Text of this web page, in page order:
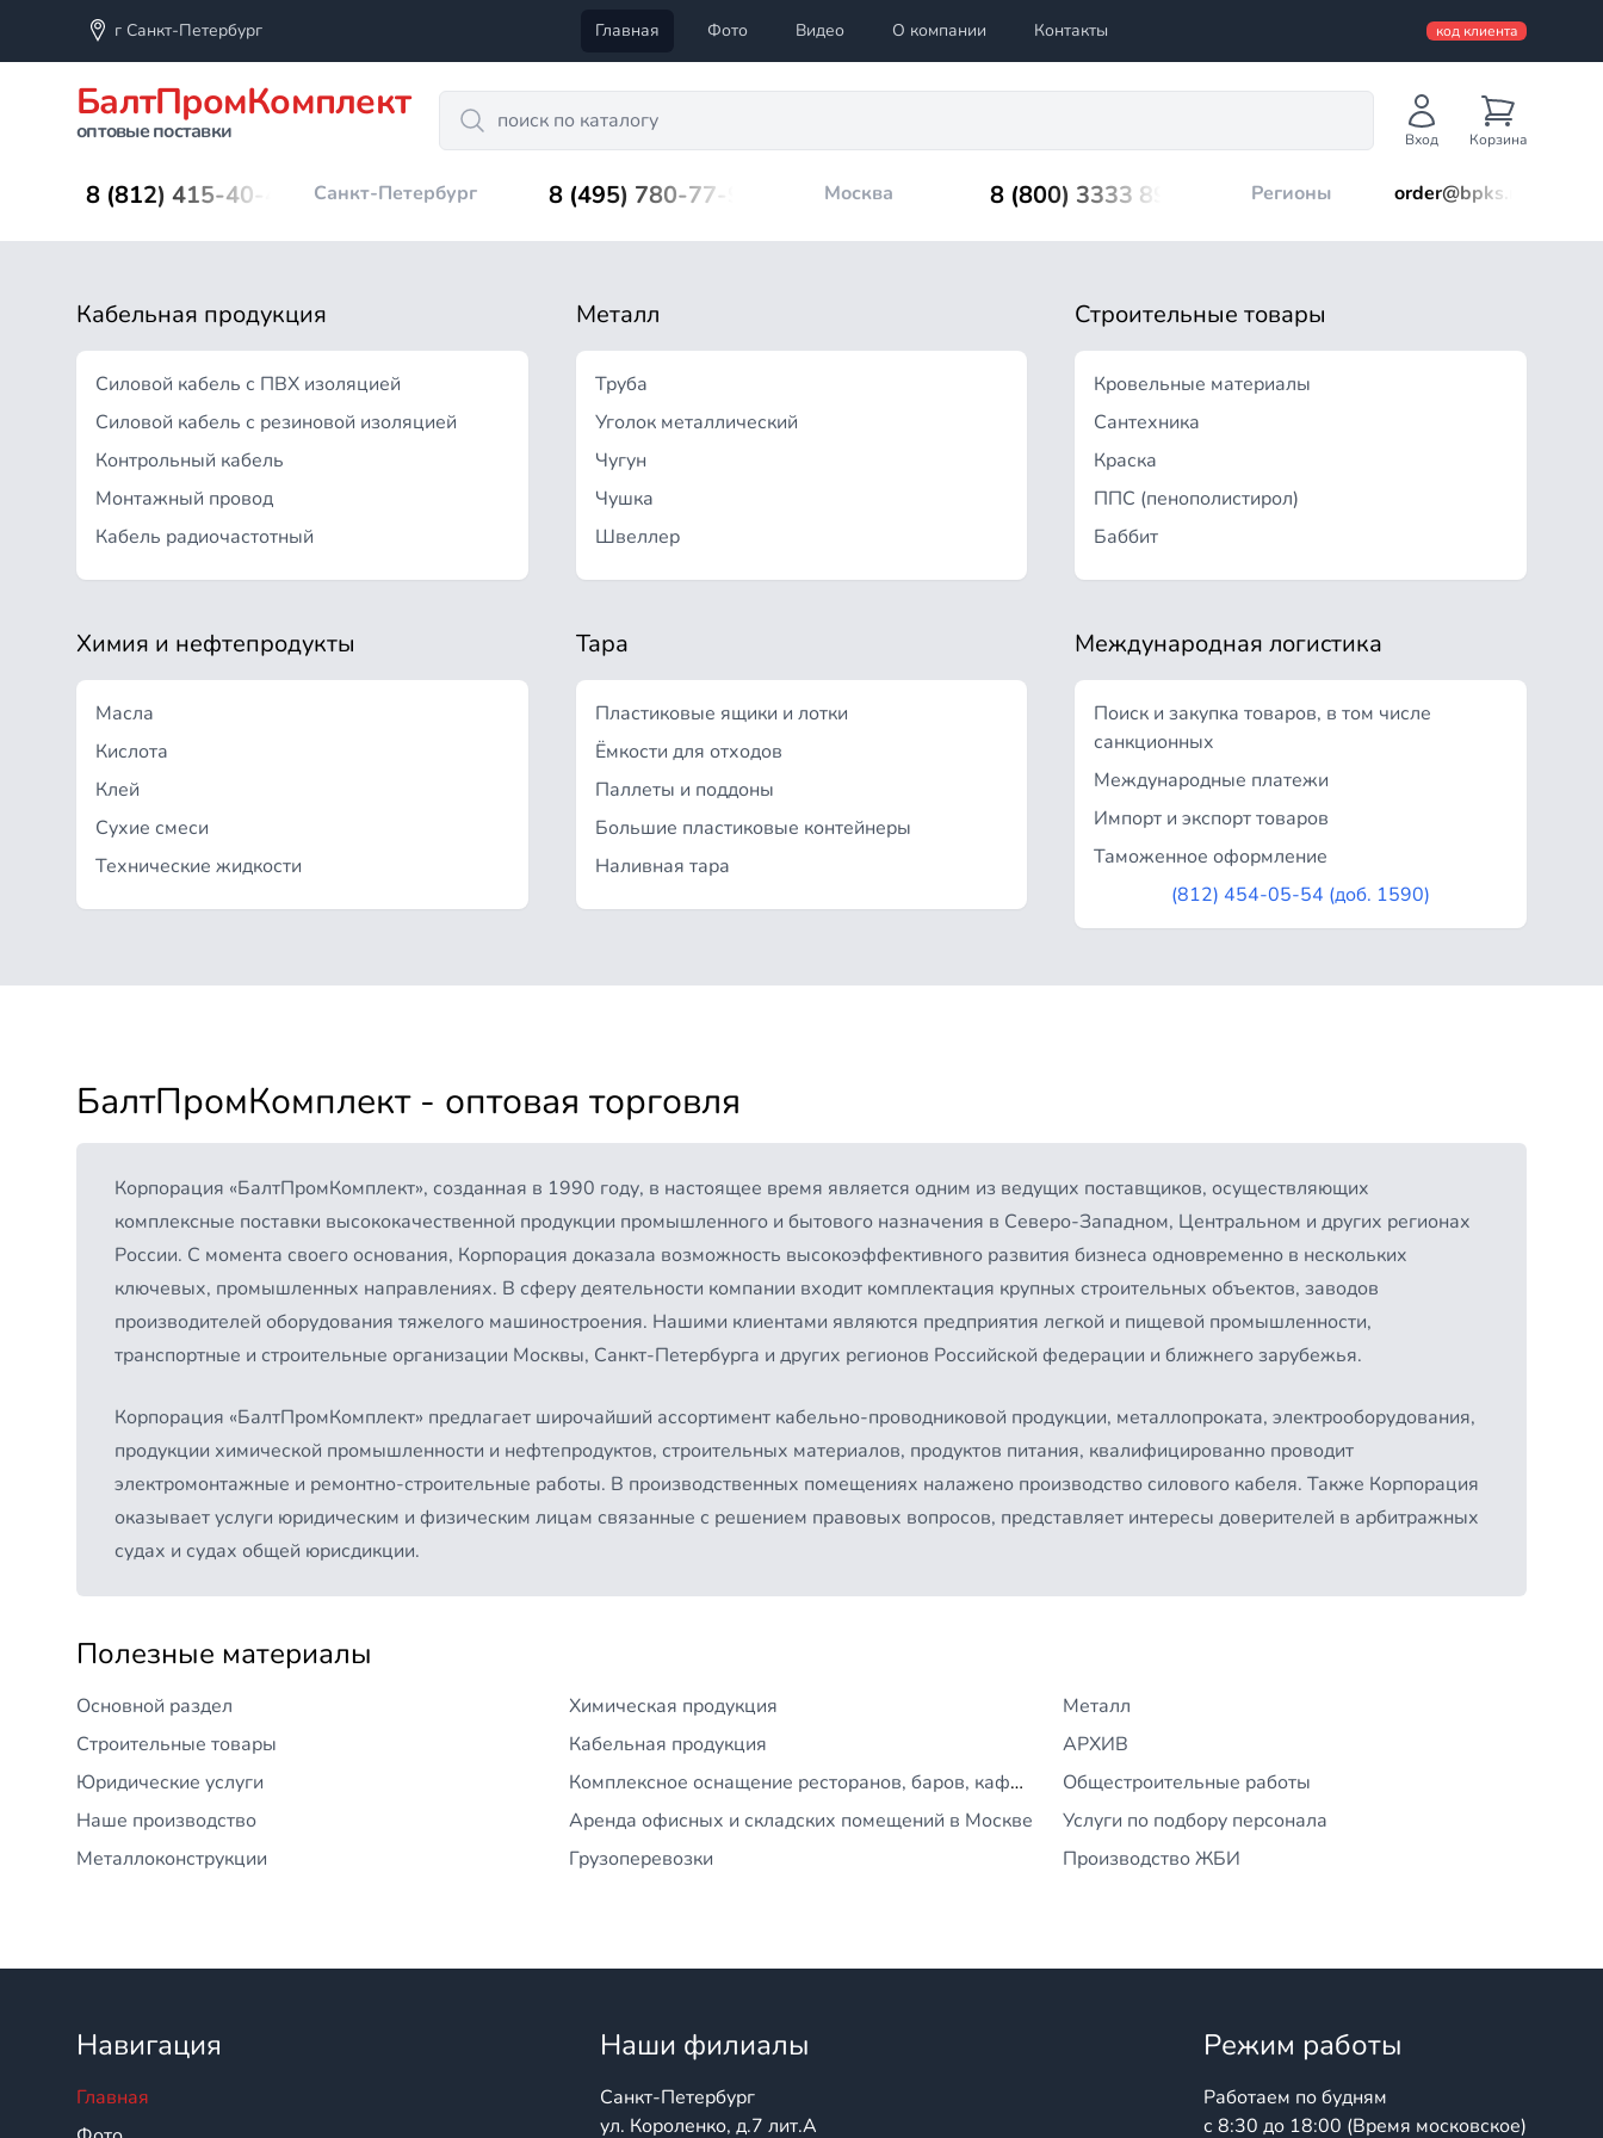
г Санкт-Петербург Главная Фото Видео О компании Контакты код клиента
БалтПромКомплект
оптовые поставки
Search
Вход Корзина
8 (812) 415-40-45 Санкт-Петербург 8 (495) 780-77-98 Москва 8 (800) 3333 899 Регионы order@bpks.ru
Кабельная продукция
Силовой кабель с ПВХ изоляцией
Силовой кабель с резиновой изоляцией
Контрольный кабель
Монтажный провод
Кабель радиочастотный
Металл
Труба
Уголок металлический
Чугун
Чушка
Швеллер
Строительные товары
Кровельные материалы
Сантехника
Краска
ППС (пенополистирол)
Баббит
Химия и нефтепродукты
Масла
Кислота
Клей
Сухие смеси
Технические жидкости
Тара
Пластиковые ящики и лотки
Ёмкости для отходов
Паллеты и поддоны
Большие пластиковые контейнеры
Наливная тара
Международная логистика
Поиск и закупка товаров, в том числе
санкционных
Международные платежи
Импорт и экспорт товаров
Таможенное оформление
(812) 454-05-54 (доб. 1590)
БалтПромКомплект - оптовая торговля
Корпорация «БалтПромКомплект», созданная в 1990 году, в настоящее время является одним из ведущих поставщиков, осуществляющих
комплексные поставки высококачественной продукции промышленного и бытового назначения в Северо-Западном, Центральном и других регионах
России. С момента своего основания, Корпорация доказала возможность высокоэффективного развития бизнеса одновременно в нескольких
ключевых, промышленных направлениях. В сферу деятельности компании входит комплектация крупных строительных объектов, заводов
производителей оборудования тяжелого машиностроения. Нашими клиентами являются предприятия легкой и пищевой промышленности,
транспортные и строительные организации Москвы, Санкт-Петербурга и других регионов Российской федерации и ближнего зарубежья.
Корпорация «БалтПромКомплект» предлагает широчайший ассортимент кабельно-проводниковой продукции, металлопроката, электрооборудования,
продукции химической промышленности и нефтепродуктов, строительных материалов, продуктов питания, квалифицированно проводит
электромонтажные и ремонтно-строительные работы. В производственных помещениях налажено производство силового кабеля. Также Корпорация
оказывает услуги юридическим и физическим лицам связанные с решением правовых вопросов, представляет интересы доверителей в арбитражных
судах и судах общей юрисдикции.
Полезные материалы
Основной раздел Химическая продукция
Металл
Строительные товары
Кабельная продукция
АРХИВ
Юридические услуги
Комплексное оснащение ресторанов, баров, кафе и
Общестроительные работы
Наше производство
Аренда офисных и складских помещений в Москве
Услуги по подбору персонала
Металлоконструкции
Грузоперевозки Производство ЖБИ
Навигация
Главная
Наши филиалы
Санкт-Петербург
ул. Короленко, д.7 лит.А
Режим работы
Работаем по будням
с 8:30 до 18:00 (Время московское)